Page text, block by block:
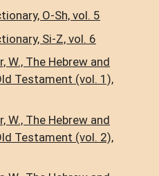
O-Sh, vol. 5
Si-Z, vol. 6
W., The Hebrew and
Testament (vol. 1),
W., The Hebrew and
Testament (vol. 2),